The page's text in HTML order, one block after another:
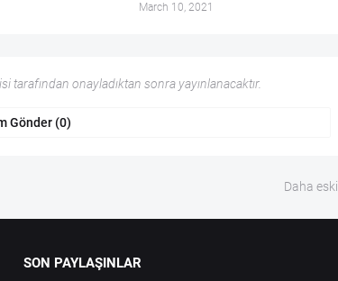
March 10, 2021
tarafından onayladıktan sonra yayınlanacaktır.
Gönder (0)
Daha eski
SON PAYLAŞINLAR